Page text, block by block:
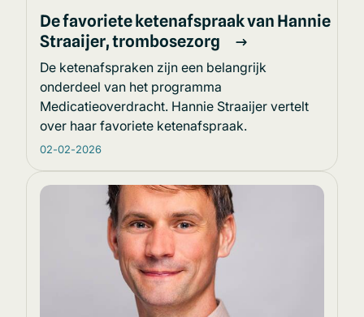
De favoriete ketenafspraak van Hannie
Straaijer, trombosezorg
De ketenafspraken zijn een belangrijk
onderdeel van het programma
Medicatieoverdracht. Hannie Straaijer vertelt
over haar favoriete ketenafspraak.
02-02-2026